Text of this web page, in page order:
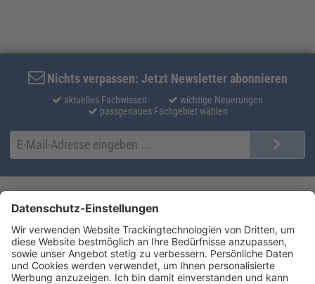
Nichts verpassen: Jetzt Newsletter abonnieren
aktuelles Fachwissen
wichtige Neuerungen
passgenaues Fachgebiet wählen
(08233) 38 11 23
service@forum-verlag.com
AKADEMIE HERKERT
Unsere Marken